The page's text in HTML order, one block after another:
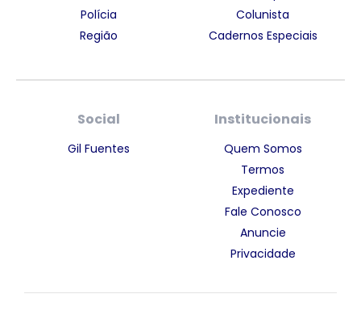
Polícia
Região
Colunista
Cadernos Especiais
Social
Gil Fuentes
Institucionais
Quem Somos
Termos
Expediente
Fale Conosco
Anuncie
Privacidade